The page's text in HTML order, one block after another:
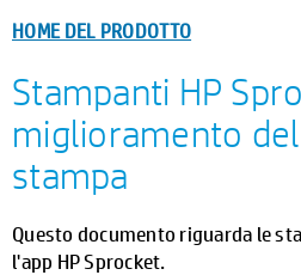
HOME DEL PRODOTTO
Stampanti HP
miglioramento
stampa
Questo documento riguarda le
l'app HP Sprocket.